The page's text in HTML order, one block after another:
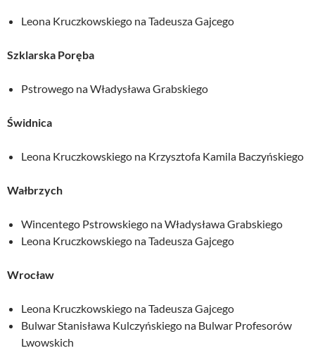
Leona Kruczkowskiego na Tadeusza Gajcego
Szklarska Poręba
Pstrowego na Władysława Grabskiego
Świdnica
Leona Kruczkowskiego na Krzysztofa Kamila Baczyńskiego
Wałbrzych
Wincentego Pstrowskiego na Władysława Grabskiego
Leona Kruczkowskiego na Tadeusza Gajcego
Wrocław
Leona Kruczkowskiego na Tadeusza Gajcego
Bulwar Stanisława Kulczyńskiego na Bulwar Profesorów
Lwowskich